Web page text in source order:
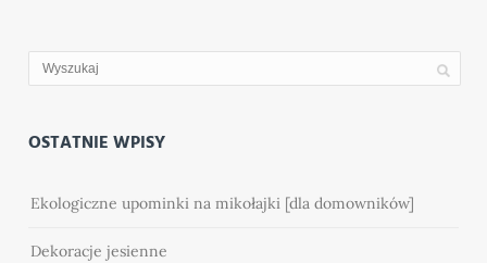
OSTATNIE WPISY
Ekologiczne upominki na mikołajki [dla domowników]
Dekoracje jesienne